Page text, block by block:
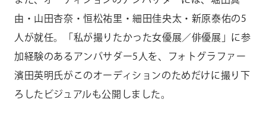
由・山田杏奈・恒松祐里・細田佳央太・新原泰佑の5
人が就任。「私が撮りたかった女優展／俳優展」に参
加経験のあるアンバサダー5人を、フォトグラファー
濱田英明氏がこのオーディションのためだけに撮り下
ろしたビジュアルも公開しました。